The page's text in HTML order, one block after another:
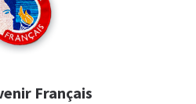
Français